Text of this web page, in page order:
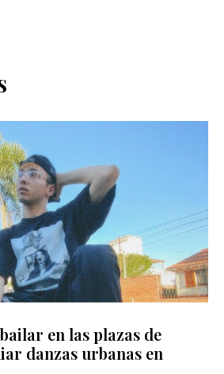
en las plazas de
danzas urbanas en